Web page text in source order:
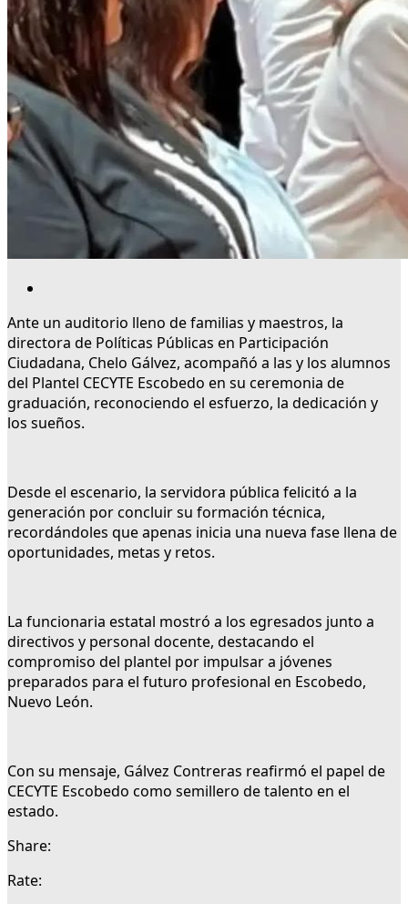
Ante un auditorio lleno de familias y maestros, la
directora de Políticas Públicas en Participación
Ciudadana, Chelo Gálvez, acompañó a las y los alumnos
del Plantel CECYTE Escobedo en su ceremonia de
graduación, reconociendo el esfuerzo, la dedicación y
los sueños.
Desde el escenario, la servidora pública felicitó a la
generación por concluir su formación técnica,
recordándoles que apenas inicia una nueva fase llena de
oportunidades, metas y retos.
La funcionaria estatal mostró a los egresados junto a
directivos y personal docente, destacando el
compromiso del plantel por impulsar a jóvenes
preparados para el futuro profesional en Escobedo,
Nuevo León.
Con su mensaje, Gálvez Contreras reafirmó el papel de
CECYTE Escobedo como semillero de talento en el
estado.
Share:
Rate: